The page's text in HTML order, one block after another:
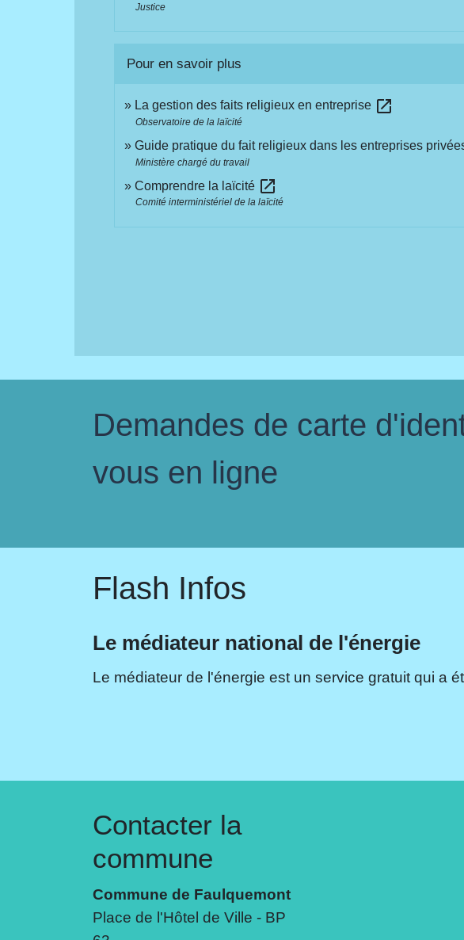
Justice
Pour en savoir plus
La gestion des faits religieux en entreprise open_in_new
Observatoire de la laïcité
Guide pratique du fait religieux dans les entreprises
Ministère chargé du travail
Comprendre la laïcité open_in_new
Comité interministériel de la laïcité
Demandes de carte
vous en ligne
Flash Infos
Le médiateur national de l'énergie
Le médiateur de l'énergie est un service gratuit qui a
Contacter la
commune
Commune de Faulquemont
Place de l'Hôtel de Ville - BP